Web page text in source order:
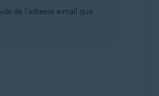
de l'adresse e-mail que